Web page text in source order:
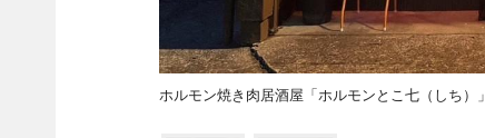
ホルモン焼き肉居酒屋「ホルモンとこ七（しち）」